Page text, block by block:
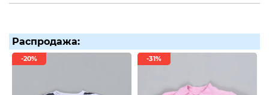
Распродажа:
-20% -31%